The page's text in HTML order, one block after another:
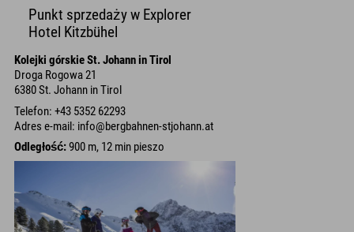
Punkt sprzedaży w Explorer
Hotel Kitzbühel
Kolejki górskie St. Johann in Tirol
Droga Rogowa 21
6380 St. Johann in Tirol
Telefon: +43 5352 62293
Adres e-mail: info@bergbahnen-stjohann.at
Odległość:900 m, 12 min pieszo